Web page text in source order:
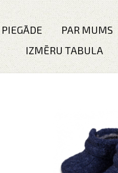
PIEGĀDE PAR MUMS
IZMĒRU TABULA